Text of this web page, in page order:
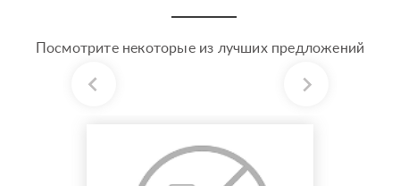
Посмотрите некоторые из лучших предложений